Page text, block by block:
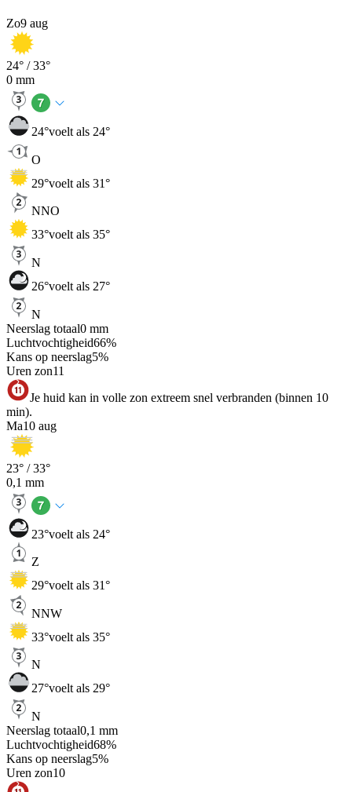
Zo9 aug
24° /33°
0 mm
24°voelt als 24°
O
29°voelt als 31°
NNO
33°voelt als 35°
N
26°voelt als 27°
N
Neerslag totaal0 mm
Luchtvochtigheid66%
Kans op neerslag5%
Uren zon11
Je huid kan in volle zon extreem snel verbranden (binnen 10
min).
Ma10 aug
23° /33°
0,1 mm
23°voelt als 24°
Z
29°voelt als 31°
NNW
33°voelt als 35°
N
27°voelt als 29°
N
Neerslag totaal0,1 mm
Luchtvochtigheid68%
Kans op neerslag5%
Uren zon10